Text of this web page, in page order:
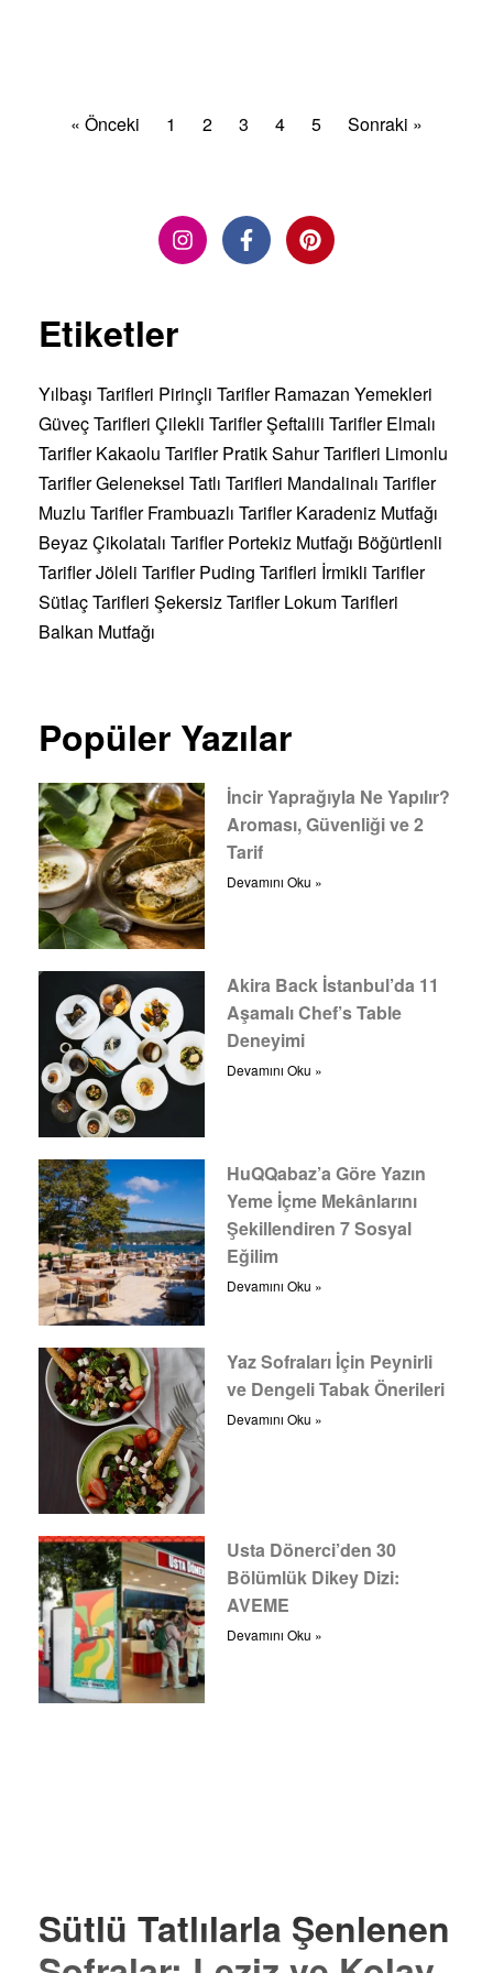
« Önceki 1 2 3 4 5 Sonraki »
Etiketler
Yılbaşı Tarifleri Pirinçli Tarifler Ramazan Yemekleri
Güveç Tarifleri Çilekli TariflerŞeftalili Tarifler Elmalı
Tarifler Kakaolu Tarifler Pratik Sahur Tarifleri Limonlu
TariflerGeleneksel Tatlı Tarifleri Mandalinalı Tarifler
Muzlu Tarifler Frambuazlı Tarifler Karadeniz Mutfağı
Beyaz Çikolatalı Tarifler Portekiz Mutfağı Böğürtlenli
TariflerJöleli Tarifler Puding Tarifleri İrmikli Tarifler
Sütlaç Tarifleri Şekersiz Tarifler Lokum Tarifleri
Balkan Mutfağı
Popüler Yazılar
İncir Yaprağıyla Ne Yapılır?
Aroması, Güvenliği ve 2
Tarif
Devamını Oku »
Akira Back İstanbul’da 11
Aşamalı Chef’s Table
Deneyimi
Devamını Oku »
HuQQabaz’a Göre Yazın
Yeme İçme Mekânlarını
Şekillendiren 7 Sosyal
Eğilim
Devamını Oku »
Yaz Sofraları İçin Peynirli
ve Dengeli Tabak Önerileri
Devamını Oku »
Usta Dönerci’den 30
Bölümlük Dikey Dizi:
AVEME
Devamını Oku »
Sütlü Tatlılarla Şenlenen